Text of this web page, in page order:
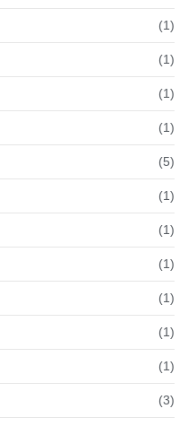
(1)
(1)
(1)
(1)
(5)
(1)
(1)
(1)
(1)
(1)
(1)
(3)